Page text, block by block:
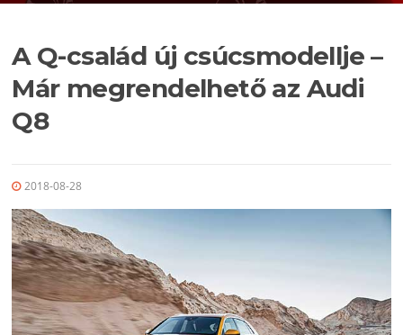
A Q-család új csúcsmodellje –
Már megrendelhető az Audi
Q8
2018-08-28